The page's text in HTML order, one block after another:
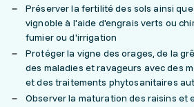
Préserver la fertilité des sols ainsi
vignoble à l'aide d'engrais verts ou
fumier ou d'irrigation
Protéger la vigne des orages, de la
des maladies et ravageurs avec des
et des traitements phytosanitaires
Observer la maturation des raisins et